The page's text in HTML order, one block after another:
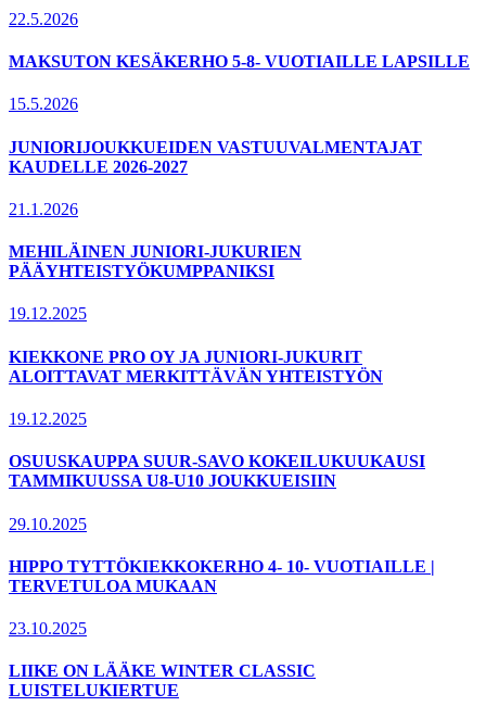
22.5.2026
MAKSUTON KESÄKERHO 5-8- VUOTIAILLE LAPSILLE
15.5.2026
JUNIORIJOUKKUEIDEN VASTUUVALMENTAJAT
KAUDELLE 2026-2027
21.1.2026
MEHILÄINEN JUNIORI-JUKURIEN
PÄÄYHTEISTYÖKUMPPANIKSI
19.12.2025
KIEKKONE PRO OY JA JUNIORI-JUKURIT
ALOITTAVAT MERKITTÄVÄN YHTEISTYÖN
19.12.2025
OSUUSKAUPPA SUUR-SAVO KOKEILUKUUKAUSI
TAMMIKUUSSA U8-U10 JOUKKUEISIIN
29.10.2025
HIPPO TYTTÖKIEKKOKERHO 4- 10- VUOTIAILLE |
TERVETULOA MUKAAN
23.10.2025
LIIKE ON LÄÄKE WINTER CLASSIC
LUISTELUKIERTUE